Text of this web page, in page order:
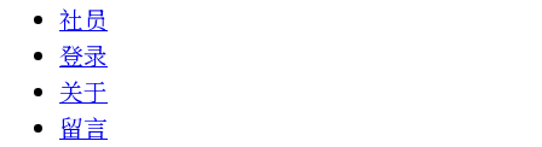
社员
登录
关于
留言